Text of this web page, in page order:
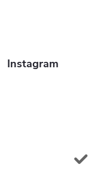
Instagram